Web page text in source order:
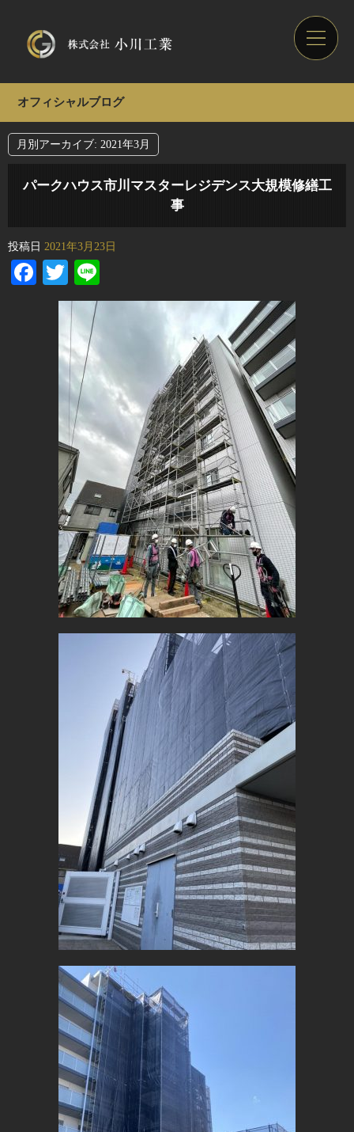
オフィシャルブログ
月別アーカイブ: 2021年3月
パークハウス市川マスターレジデンス大規模修繕工
事
投稿日 2021年3月23日
Facebook
Twitter